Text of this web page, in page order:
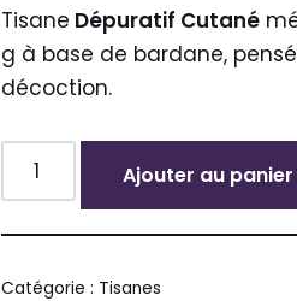
Tisane Dépuratif Cutané
g à base de bardane,
décoction.
Ajouter au panier
Alternative:
Catégorie : Tisanes